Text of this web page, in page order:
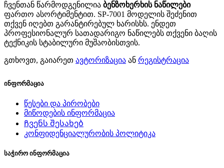
ჩვენთან წარმოდგენილია ბენზოხერხის ნაწილები
ფართო ასორტიმენტით. SP-7001 მოდელის შეძენით
თქვენ იღებთ გარანტირებულ ხარისხს. ენდეთ
პროფესიონალურ სათადარიგო ნაწილებს თქვენი ბაღის
ტექნიკის სტაბილური მუშაობისთვის.
გთხოვთ, გაიარეთ ავტორიზაცია ან რეგისტრაცია
ინფორმაცია
წესები და პირობები
მიწოდების ინფორმაცია
Ჩვენს შესახებ
კონფიდენციალურობის პოლიტიკა
საჭირო ინფორმაცია